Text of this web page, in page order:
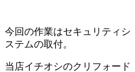
今回の作業はセキュリティシ
ステムの取付。
当店イチオシのクリフォード